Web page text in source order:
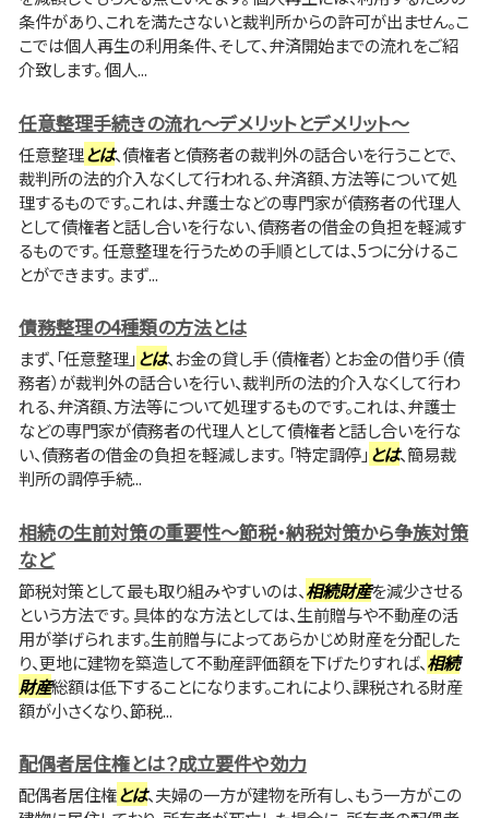
条件があり、これを満たさないと裁判所からの許可が出ません。こ
こでは個人再生の利用条件、そして、弁済開始までの流れをご紹
介致します。 個人...
任意整理手続きの流れ～デメリットとデメリット～
任意整理とは、債権者と債務者の裁判外の話合いを行うことで、
裁判所の法的介入なくして行われる、弁済額、方法等について処
理するものです。これは、弁護士などの専門家が債務者の代理人
として債権者と話し合いを行ない、債務者の借金の負担を軽減す
るものです。 任意整理を行うための手順としては、5つに分けるこ
とができます。 まず...
債務整理の4種類の方法とは
まず、「任意整理」とは、お金の貸し手（債権者）とお金の借り手（債
務者）が裁判外の話合いを行い、裁判所の法的介入なくして行わ
れる、弁済額、方法等について処理するものです。これは、弁護士
などの専門家が債務者の代理人として債権者と話し合いを行な
い、債務者の借金の負担を軽減します。 「特定調停」とは、簡易裁
判所の調停手続...
相続の生前対策の重要性～節税・納税対策から争族対策
など
節税対策として最も取り組みやすいのは、相続財産を減少させる
という方法です。 具体的な方法としては、生前贈与や不動産の活
用が挙げられます。生前贈与によってあらかじめ財産を分配した
り、更地に建物を築造して不動産評価額を下げたりすれば、相続
財産総額は低下することになります。これにより、課税される財産
額が小さくなり、節税...
配偶者居住権とは？成立要件や効力
配偶者居住権とは、夫婦の一方が建物を所有し、もう一方がこの